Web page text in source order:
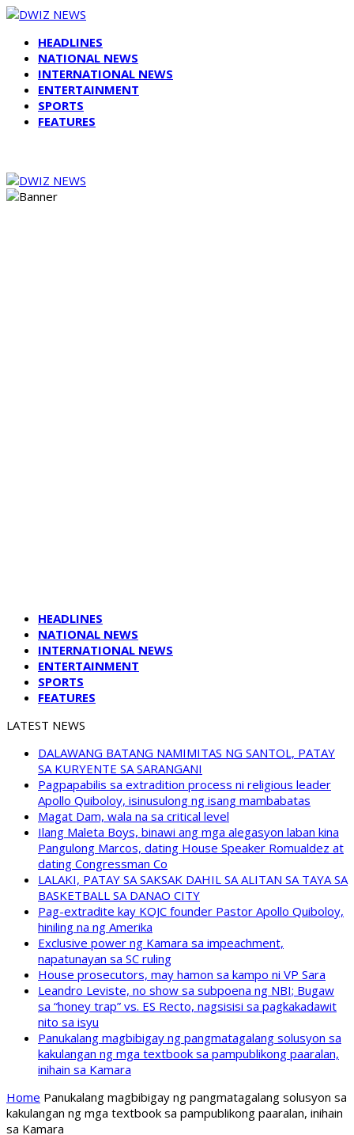
HEADLINES
NATIONAL NEWS
INTERNATIONAL NEWS
ENTERTAINMENT
SPORTS
FEATURES
HEADLINES
NATIONAL NEWS
INTERNATIONAL NEWS
ENTERTAINMENT
SPORTS
FEATURES
LATEST NEWS
DALAWANG BATANG NAMIMITAS NG SANTOL, PATAY
SA KURYENTE SA SARANGANI
Pagpapabilis sa extradition process ni religious leader
Apollo Quiboloy, isinusulong ng isang mambabatas
Magat Dam, wala na sa critical level
Ilang Maleta Boys, binawi ang mga alegasyon laban kina
Pangulong Marcos, dating House Speaker Romualdez at
dating Congressman Co
LALAKI, PATAY SA SAKSAK DAHIL SA ALITAN SA TAYA SA
BASKETBALL SA DANAO CITY
Pag-extradite kay KOJC founder Pastor Apollo Quiboloy,
hiniling na ng Amerika
Exclusive power ng Kamara sa impeachment,
napatunayan sa SC ruling
House prosecutors, may hamon sa kampo ni VP Sara
Leandro Leviste, no show sa subpoena ng NBI; Bugaw
sa “honey trap” vs. ES Recto, nagsisisi sa pagkakadawit
nito sa isyu
Panukalang magbibigay ng pangmatagalang solusyon sa
kakulangan ng mga textbook sa pampublikong paaralan,
inihain sa Kamara
Home Panukalang magbibigay ng pangmatagalang solusyon sa
kakulangan ng mga textbook sa pampublikong paaralan, inihain
sa Kamara